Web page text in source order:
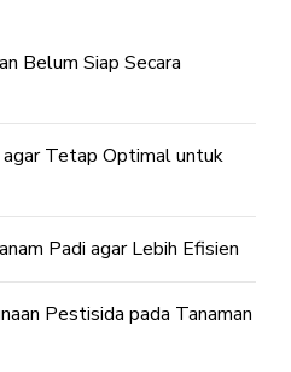
Belum Siap Secara
Tetap Optimal untuk
Padi agar Lebih Efisien
Pestisida pada Tanaman